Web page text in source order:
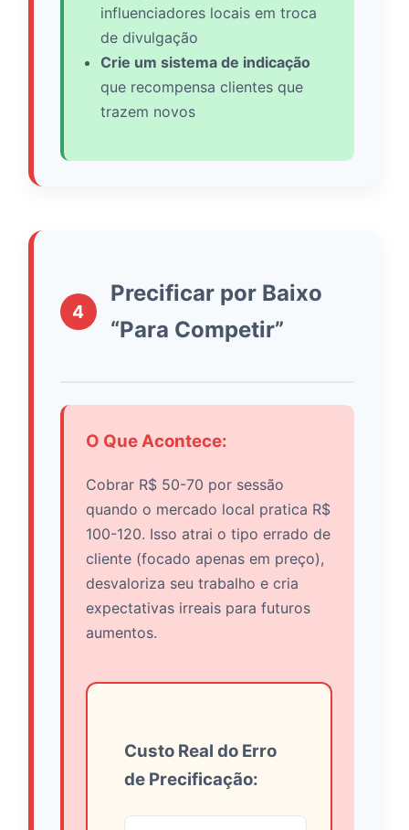
influenciadores locais em troca
de divulgação
Crie um sistema de indicação
que recompensa clientes que
trazem novos
4
Precificar por Baixo
“Para Competir”
O Que Acontece:
Cobrar R$ 50-70 por sessão
quando o mercado local pratica R$
100-120. Isso atrai o tipo errado de
cliente (focado apenas em preço),
desvaloriza seu trabalho e cria
expectativas irreais para futuros
aumentos.
Custo Real do Erro
de Precificação: